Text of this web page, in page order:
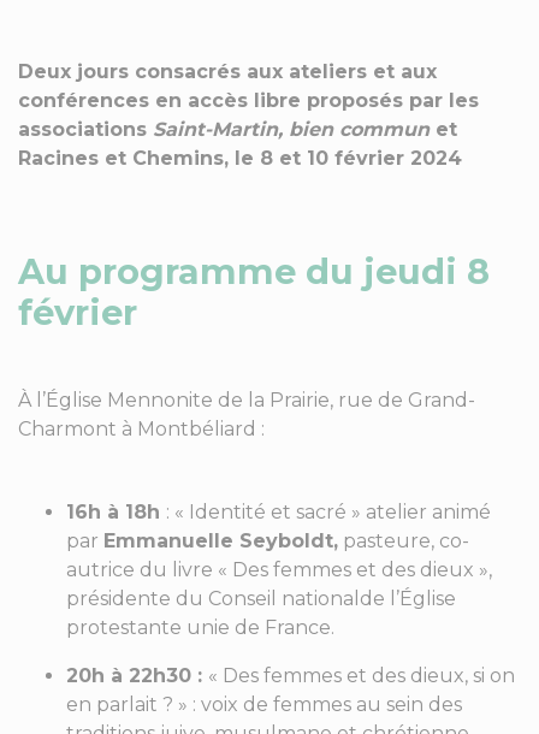
Deux jours consacrés aux ateliers et aux
conférences en accès libre proposés par les
associations Saint-Martin, bien communet
Racines et Chemins, le 8 et 10 février 2024
Au programme du jeudi 8
février
À l’Église Mennonite de la Prairie, rue de Grand-
Charmont à Montbéliard :
16h à 18h : « Identité et sacré » atelier animé
par Emmanuelle Seyboldt, pasteure, co-
autrice du livre « Des femmes et des dieux »,
présidente du Conseil nationalde l’Église
protestante unie de France.
20h à 22h30 : « Des femmes et des dieux, si on
en parlait ? » : voix de femmes au sein des